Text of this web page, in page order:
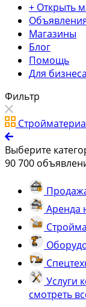
+ Открыть
Магазины
Блог
Помощь
Для бизнеса
Фильтр
Выберите
90 700
Аренда
Услуги
смотреть